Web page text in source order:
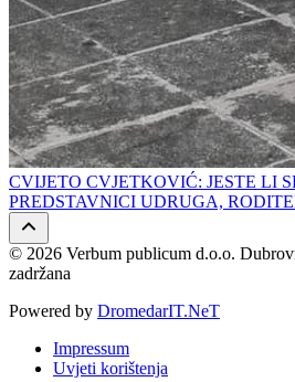
CVIJETO CVJETKOVIĆ: JESTE LI
PREDSTAVNICI UDRUGA,
© 2026 Verbum publicum d.o.o.
zadržana
Powered by DromedarIT.NeT
Impressum
Uvjeti korištenja